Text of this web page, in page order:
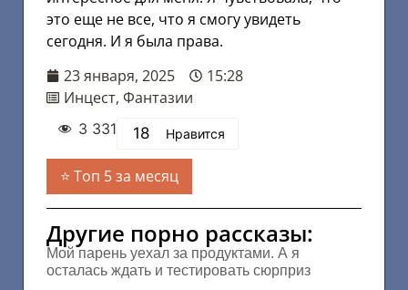
это еще не все, что я смогу увидеть
сегодня. И я была права.
23 января, 2025
15:28
Инцест, Фантазии
3 331 18 Нравится
Топ 5 за месяц
Другие порно рассказы:
Мой парень уехал за продуктами. А я
осталась ждать и тестировать сюрприз